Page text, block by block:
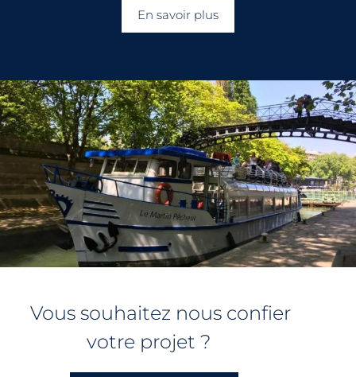
En savoir plus
Vous souhaitez nous confier
votre projet ?